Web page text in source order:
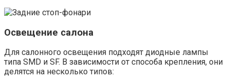
Освещение салона
Для салонного освещения подходят диодные лампы
типа SMD и SF. В зависимости от способа крепления, они
делятся на несколько типов: